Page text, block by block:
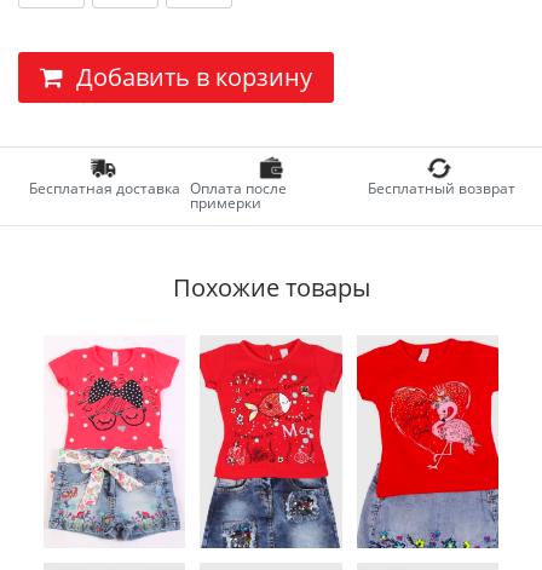
Добавить в корзину
Бесплатная доставка Оплата после
примерки
Бесплатный возврат
Похожие товары